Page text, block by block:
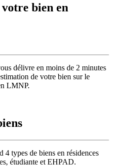
bien en
délivre en moins de 2 minutes
de votre bien sur le
LMNP.
types de biens en résidences
étudiante et EHPAD.